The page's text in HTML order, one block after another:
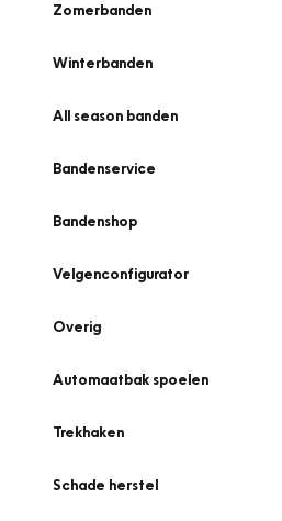
Zomerbanden
Winterbanden
All season banden
Bandenservice
Bandenshop
Velgenconfigurator
Overig
Automaatbak spoelen
Trekhaken
Schade herstel